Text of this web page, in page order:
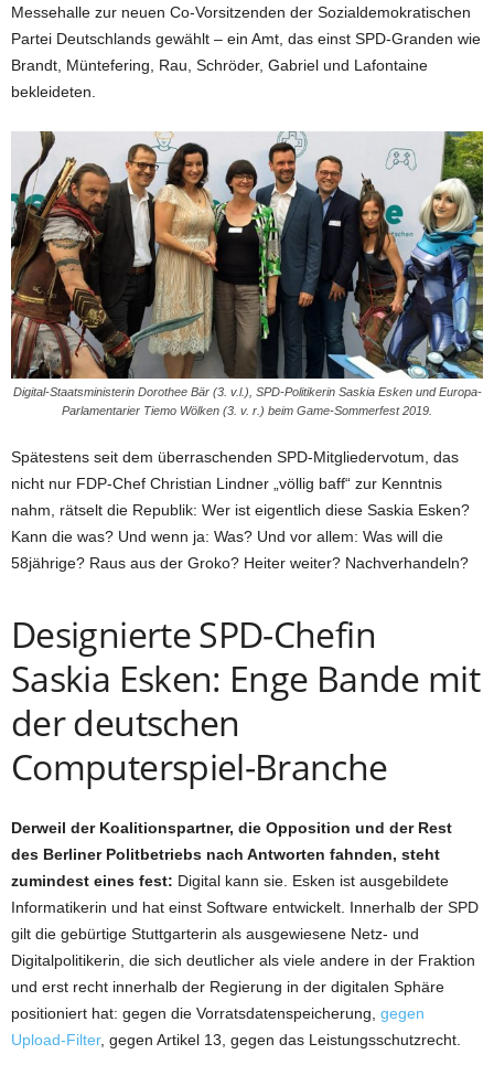
Messehalle zur neuen Co-Vorsitzenden der Sozialdemokratischen
Partei Deutschlands gewählt – ein Amt, das einst SPD-Granden wie
Brandt, Müntefering, Rau, Schröder, Gabriel und Lafontaine
bekleideten.
Digital-Staatsministerin Dorothee Bär (3. v.l.), SPD-Politikerin Saskia Esken und Europa-
Parlamentarier Tiemo Wölken (3. v. r.) beim Game-Sommerfest 2019.
Spätestens seit dem überraschenden SPD-Mitgliedervotum, das
nicht nur FDP-Chef Christian Lindner „völlig baff“ zur Kenntnis
nahm, rätselt die Republik: Wer ist eigentlich diese Saskia Esken?
Kann die was? Und wenn ja: Was? Und vor allem: Was will die
58jährige? Raus aus der Groko? Heiter weiter? Nachverhandeln?
Designierte SPD-Chefin
Saskia Esken: Enge Bande mit
der deutschen
Computerspiel-Branche
Derweil der Koalitionspartner, die Opposition und der Rest
des Berliner Politbetriebs nach Antworten fahnden, steht
zumindest eines fest: Digital kann sie. Esken ist ausgebildete
Informatikerin und hat einst Software entwickelt. Innerhalb der SPD
gilt die gebürtige Stuttgarterin als ausgewiesene Netz- und
Digitalpolitikerin, die sich deutlicher als viele andere in der Fraktion
und erst recht innerhalb der Regierung in der digitalen Sphäre
positioniert hat: gegen die Vorratsdatenspeicherung, gegen
Upload-Filter, gegen Artikel 13, gegen das Leistungsschutzrecht.